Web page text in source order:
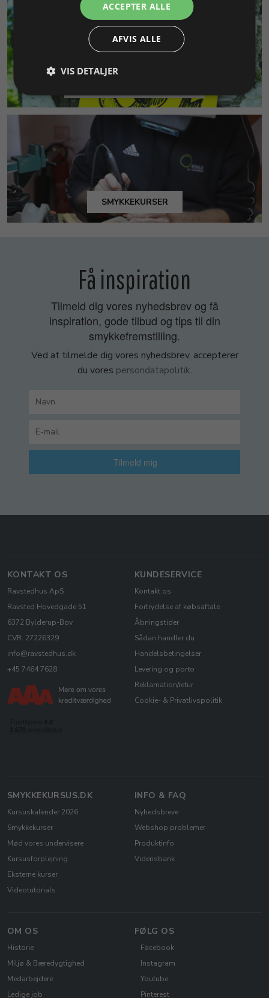
SMYKKEKURSER
Få inspiration
Tilmeld dig vores nyhedsbrev og få
inspiration, gode tilbud og tips til din
smykkefremstilling.
Ved at tilmelde dig vores nyhedsbrev, accepterer
du vores persondatapolitik.
Tilmeld mig
KONTAKT OS
Ravstedhus ApS
Ravsted Hovedgade 51
6372 Bylderup-Bov
CVR: 27226329
info@ravstedhus.dk
+45 7464 7628
KUNDESERVICE
Kontakt os
Fortrydelse af købsaftale
Åbningstider
Sådan handler du
Handelsbetingelser
Levering og porto
Reklamation/retur
Cookie- & Privatlivspolitik
SMYKKEKURSUS.DK
Kursuskalender 2026
Smykkekurser
Mød vores undervisere
Kursusforplejning
Eksterne kurser
Videotutorials
INFO & FAQ
Nyhedsbreve
Webshop problemer
Produktinfo
Vidensbank
OM OS
Historie
Miljø & Bæredygtighed
Medarbejdere
Ledige job
FØLG OS
Facebook
Instagram
Youtube
Pinterest
ACCEPTER ALLE
AFVIS ALLE
VIS DETALJER